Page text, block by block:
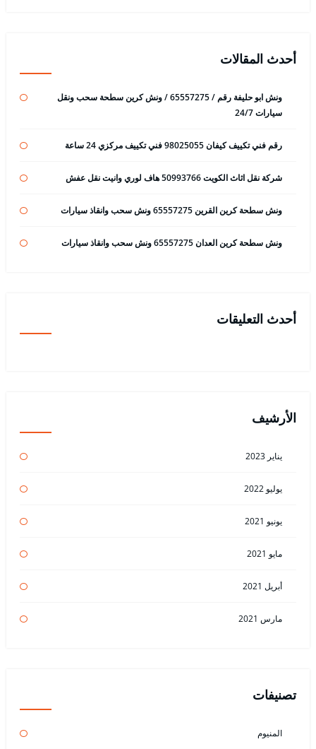
أحدث المقالات
ونش ابو حليفة رقم / 65557275 / ونش كرين سطحة سحب ونقل
سيارات 24/7
رقم فني تكييف كيفان 98025055 فني تكييف مركزي 24 ساعة
شركة نقل اثاث الكويت 50993766 هاف لوري وانيت نقل عفش
ونش سطحة كرين القرين 65557275 ونش سحب وانقاذ سيارات
ونش سطحة كرين العدان 65557275 ونش سحب وانقاذ سيارات
أحدث التعليقات
الأرشيف
يناير 2023
يوليو 2022
يونيو 2021
مايو 2021
أبريل 2021
مارس 2021
تصنيفات
المنيوم